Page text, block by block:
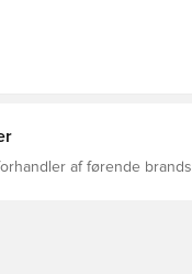
af førende brands